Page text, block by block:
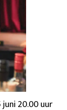
20.00 uur